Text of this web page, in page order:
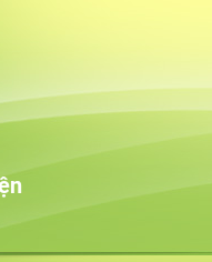
Dịch vụ